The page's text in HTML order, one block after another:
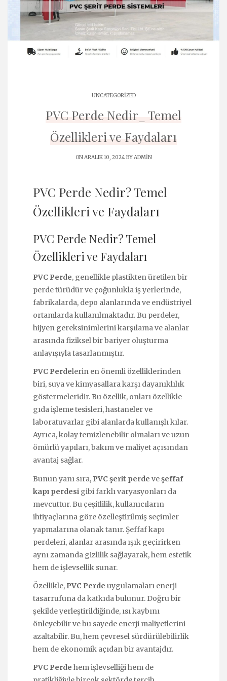
UNCATEGORIZED
PVC Perde Nedir_ Temel
Özellikleri ve Faydaları
ON ARALIK 10, 2024 BYADMIN
PVC Perde Nedir? Temel
Özellikleri ve Faydaları
PVC Perde Nedir? Temel
Özellikleri ve Faydaları
PVC Perde, genellikle plastikten üretilen bir
perde türüdür ve çoğunlukla iş yerlerinde,
fabrikalarda, depo alanlarında ve endüstriyel
ortamlarda kullanılmaktadır. Bu perdeler,
hijyen gereksinimlerini karşılama ve alanlar
arasında fiziksel bir bariyer oluşturma
anlayışıyla tasarlanmıştır.
PVC Perdelerin en önemli özelliklerinden
biri, suya ve kimyasallara karşı dayanıklılık
göstermeleridir. Bu özellik, onları özellikle
gıda işleme tesisleri, hastaneler ve
laboratuvarlar gibi alanlarda kullanışlı kılar.
Ayrıca, kolay temizlenebilir olmaları ve uzun
ömürlü yapıları, bakım ve maliyet açısından
avantaj sağlar.
Bunun yanı sıra, PVC şerit perde veşeffaf
kapı perdesi gibi farklı varyasyonları da
mevcuttur. Bu çeşitlilik, kullanıcıların
ihtiyaçlarına göre özelleştirilmiş seçimler
yapmalarına olanak tanır. Şeffaf kapı
perdeleri, alanlar arasında ışık geçirirken
aynı zamanda gizlilik sağlayarak, hem estetik
hem de işlevsellik sunar.
Özellikle, PVC Perde uygulamaları enerji
tasarrufuna da katkıda bulunur. Doğru bir
şekilde yerleştirildiğinde, ısı kaybını
önleyebilir ve bu sayede enerji maliyetlerini
azaltabilir. Bu, hem çevresel sürdürülebilirlik
hem de ekonomik açıdan bir avantajdır.
PVC Perde hem işlevselliği hem de